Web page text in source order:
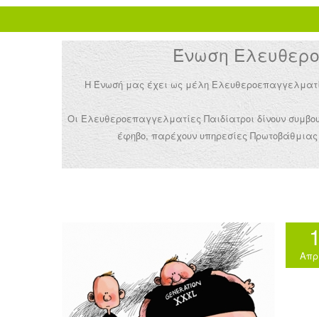
Ένωση
Η Ένωσή μας έχει ως μέλη
Οι Ελευθεροεπαγγελματίες Παιδίατροι δίνουν
έφηβο, παρέχουν υπηρεσίες